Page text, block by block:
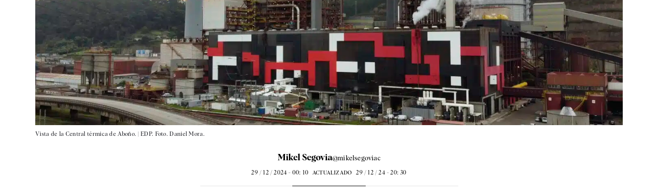
Vista de la Central térmica de Aboño. |EDP. Foto. Daniel Mora.
Mikel Segovia@mikelsegoviac
29 / 12 / 2024 - 00: 10 ACTUALIZADO 29 / 12 / 24 - 20: 30